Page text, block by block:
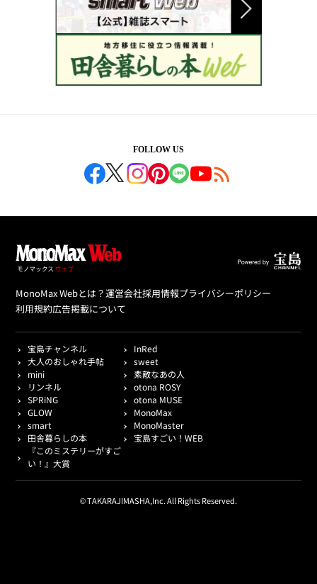
FOLLOW US
MonoMax Webとは？運営会社採用情報プライバシーポリシー
利用規約広告掲載について
宝島チャンネル
InRed
大人のおしゃれ手帖
sweet
mini
素敵なあの人
リンネル
otona ROSY
SPRiNG
otona MUSE
GLOW
MonoMax
smart
MonoMaster
田舎暮らしの本
宝島すごい！WEB
『このミステリーがすご
い！』大賞
© TAKARAJIMASHA,Inc. All Rights Reserved.